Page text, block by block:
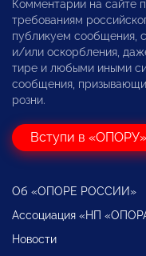
Комментарии на сайте
требованиям
публикуем сообщения,
и/или оскорбления,
тире и любыми иными
сообщения,
розни.
Вступи в «ОПОРУ»
Об «ОПОРЕ РОССИИ»
Ассоциация «НП
Новости